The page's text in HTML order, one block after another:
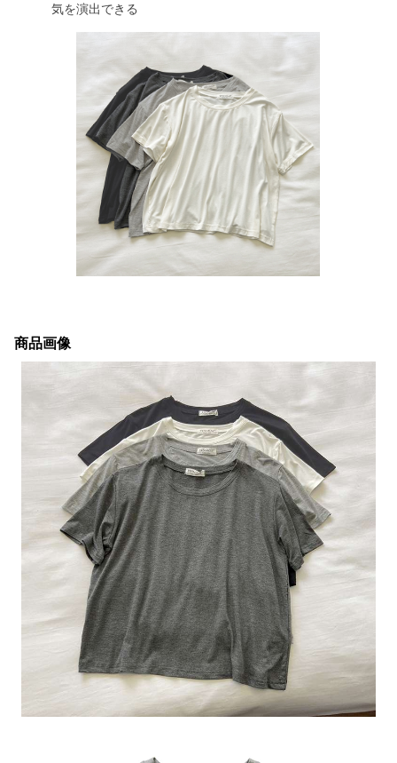
気を演出できる
商品画像